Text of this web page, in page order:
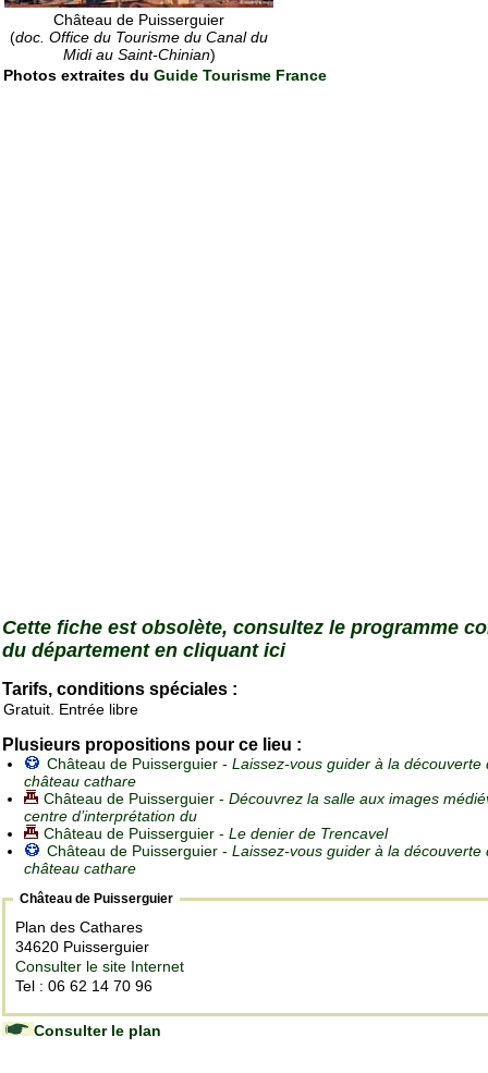
Château de Puisserguier
(doc. Office du Tourisme du Canal du
Midi au Saint-Chinian)
Photos extraites du Guide Tourisme France
Cette fiche est obsolète, consultez le programme
du département en cliquant ici
Tarifs, conditions spéciales :
Gratuit. Entrée libre
Plusieurs propositions pour ce lieu :
Château de Puisserguier - Laissez-vous guider à la découverte
château cathare
Château de Puisserguier - Découvrez la salle aux images
centre d’interprétation du
Château de Puisserguier - Le denier de Trencavel
Château de Puisserguier - Laissez-vous guider à la découverte
château cathare
Château de Puisserguier
Plan des Cathares
34620 Puisserguier
Consulter le site Internet
Tel : 06 62 14 70 96
Consulter le plan